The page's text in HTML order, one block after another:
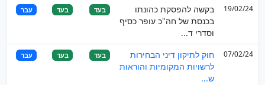
19/02/24
בקשה להפסקת כהונתו
בכנסת של חה"כ עופר כסיף
וסדרי ד...
בעד בעד עבר
07/02/24
חוק לתיקון דיני הבחירות
לרשויות המקומיות והוראות
ש...
בעד בעד עבר